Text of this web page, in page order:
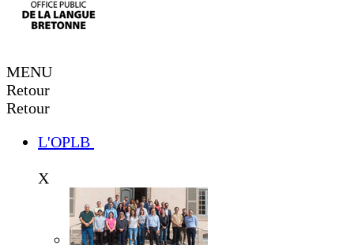
MENU
Retour
Retour
L'OPLB
X